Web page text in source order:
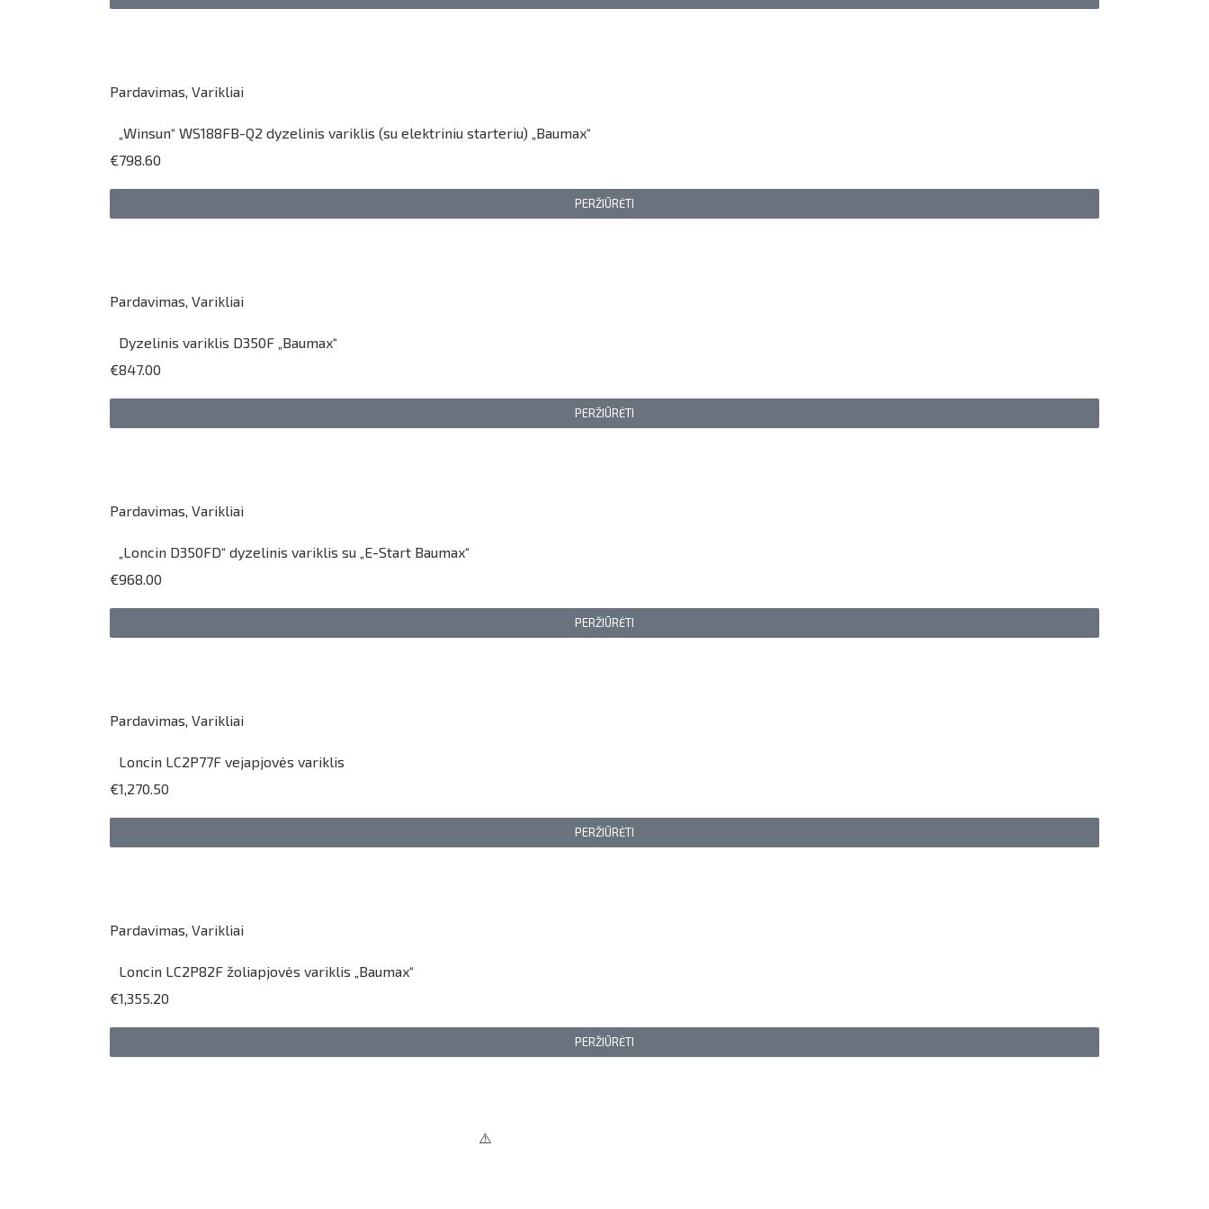
Pardavimas Varikliai
„Winsun“ WS188FB-Q2 dyzelinis variklis (su elektriniu starteriu) „Baumax“
€798.60
PERŽIŪRĖTI
Pardavimas Varikliai
Dyzelinis variklis D350F „Baumax“
€847.00
PERŽIŪRĖTI
Pardavimas Varikliai
„Loncin D350FD“ dyzelinis variklis su „E-Start Baumax“
€968.00
PERŽIŪRĖTI
Pardavimas Varikliai
Loncin LC2P77F vejapjovės variklis
€1,270.50
PERŽIŪRĖTI
Pardavimas Varikliai
Loncin LC2P82F žoliapjovės variklis „Baumax“
€1,355.20
PERŽIŪRĖTI